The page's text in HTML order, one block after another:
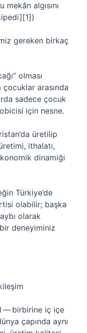
algısını
gereken birkaç
olması
arasında
sadece çocuk
için nesne.
üretilip
ithalatı,
dinamiği
Türkiye’de
olabilir; başka
olarak
deneyiminiz
— birbirine iç içe
çapında aynı